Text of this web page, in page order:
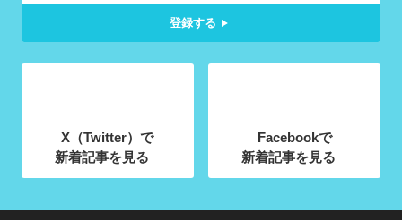
登録する
X（Twitter）で
新着記事を見る
Facebookで
新着記事を見る